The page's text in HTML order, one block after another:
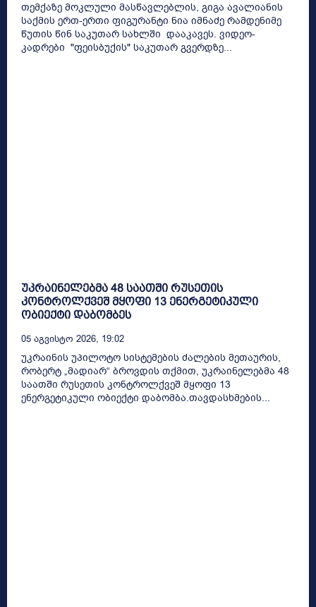
თემქაზე მოკლული მასწავლებლის, გიგა ავალიანის
საქმის ერთ-ერთი ფიგურანტი ნია იმნაძე რამდენიმე
წუთის წინ საკუთარ სახლში დააკავეს. ვიდეო-
კადრები "ფეისბუქის" საკუთარ გვერდზე...
უკრაინელებმა 48 საათში რუსეთის
კონტროლქვეშ მყოფი 13 ენერგეტიკული
ობიექტი დაბომბეს
05 Აგვისტო 2026, 19:02
უკრაინის უპილოტო სისტემების ძალების მეთაურის,
რობერტ „მადიარ“ ბროვდის თქმით, უკრაინელებმა 48
საათში რუსეთის კონტროლქვეშ მყოფი 13
ენერგეტიკული ობიექტი დაბომბა.თავდასხმების...